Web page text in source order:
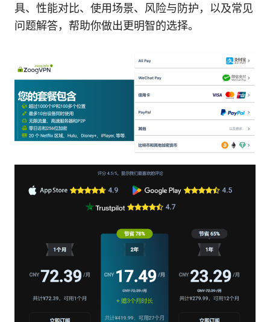
具、性能对比、使用场景、风险与防护，以及常见
问题解答，帮助你做出更明智的选择。